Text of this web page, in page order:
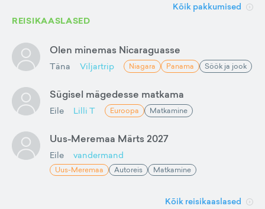
Kõik pakkumised
REISIKAASLASED
Olen minemas Nicaraguasse
Täna Viljartrip Niagara Panama Söök ja jook
Sügisel mägedesse matkama
Eile Lilli T Euroopa Matkamine
Uus-Meremaa Märts 2027
Eile vandermand
Uus-Meremaa Autoreis Matkamine
Kõik reisikaaslased